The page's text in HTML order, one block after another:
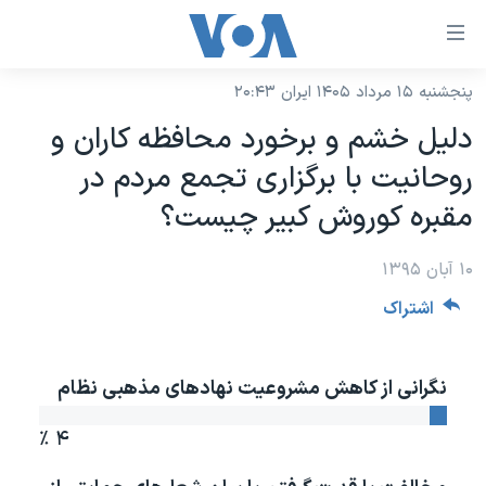
لینکهای
دسترسی
جهش
محتوای
اصلی
به
صفحه
جستجو
نسخه سبک وب‌سایت
موضوع ها
ایران
آمریکا
جهان
گزیده‌ها
ویژه برنامه‌ها
برنامه های تلویزیونی
جدول برنامه ها
صفحه‌های ویژه
عملیات خشم حماسی
۲۵۰سالگی آمریکا
پخش رادیویی
پنجشنبه ۱۵ مرداد ۱۴۰۵ ایران ۲۰:۴۳
دلیل خشم و برخورد محافظه کاران و
روحانیت با برگزاری تجمع مردم در
مقبره کوروش کبیر چیست؟
۱۰ آبان ۱۳۹۵
اشتراک
نگرانی از کاهش مشروعیت نهادهای مذهبی نظام
۴ ٪